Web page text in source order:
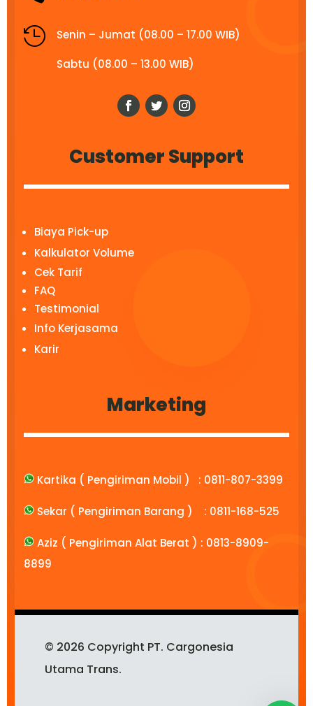

Senin – Jumat (08.00 – 17.00 WIB)
Sabtu (08.00 – 13.00 WIB)
Customer Support
Biaya Pick-up
Kalkulator Volume
Cek Tarif
FAQ
Testimonial
Info Kerjasama
Karir
Marketing
Kartika ( Pengiriman Mobil ) : 0811-807-3399
Sekar ( Pengiriman Barang ) : 0811-168-525
Aziz ( Pengiriman Alat Berat ) : 0813-8909-
8899
© 2026 Copyright PT. Cargonesia
Utama Trans.